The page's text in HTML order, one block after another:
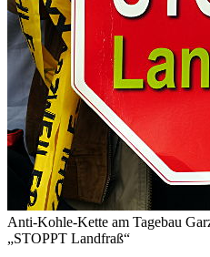
Anti-Kohle-Kette am Tagebau
„STOPPT Landfraß“